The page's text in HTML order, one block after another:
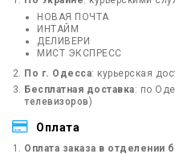
НОВАЯ ПОЧТА
ИНТАЙМ
ДЕЛИВЕРИ
МИСТ ЭКСПРЕСС
По г. Одесса: курьерская
Бесплатная доставка: по
телевизоров)
Оплата
Оплата заказа в отделении